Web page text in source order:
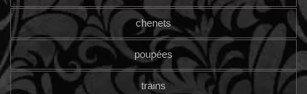
chenets
poupées
trains